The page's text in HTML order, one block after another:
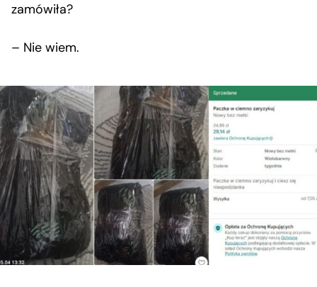
zamówiła?
– Nie wiem.